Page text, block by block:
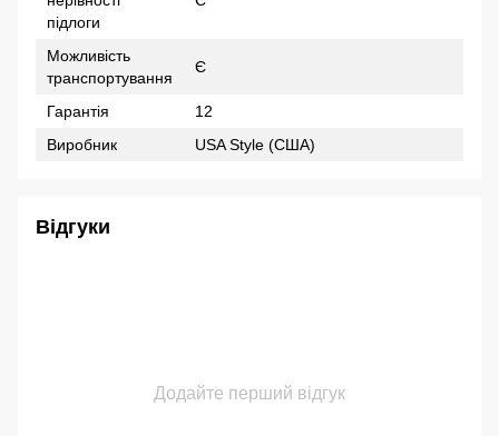
підлоги
Можливість
транспортування
Є
Гарантія
12
Виробник
USA Style (США)
Відгуки
Додайте перший відгук